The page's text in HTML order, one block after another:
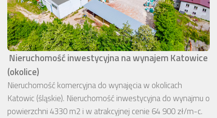
Nieruchomość inwestycyjna na wynajem Katowice
(okolice)
Nieruchomość komercyjna do wynajęcia w okolicach
Katowic (śląskie). Nieruchomość inwestycyjna do wynajmu o
powierzchni 4330 m2 i w atrakcyjnej cenie 64 900 zł/m-c.